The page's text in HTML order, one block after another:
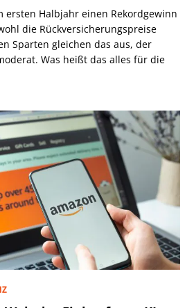
ersten Halbjahr einen Rekordgewinn
die Rückversicherungspreise
Sparten gleichen das aus, der
Was heißt das alles für die